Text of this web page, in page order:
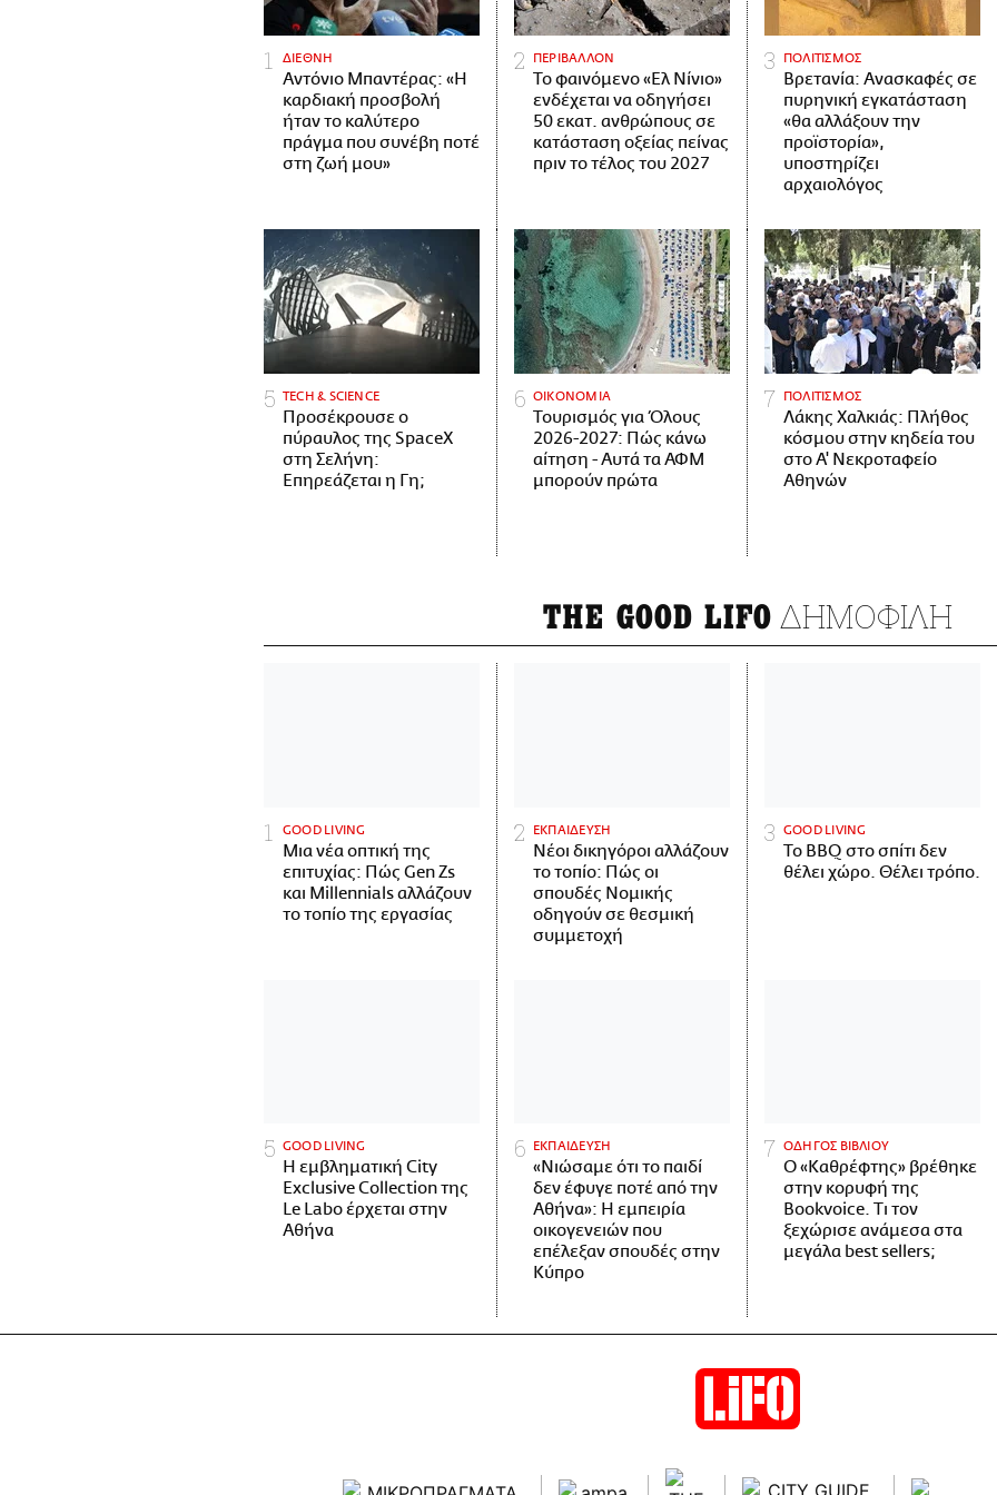
ΔΙΕΘΝΗ
Αντόνιο Μπαντέρας: «Η
καρδιακή προσβολή
ήταν το καλύτερο
πράγμα που συνέβη ποτέ
στη ζωή μου»
ΠΕΡΙΒΑΛΛΟΝ
Το φαινόμενο «Ελ Νίνιο»
ενδέχεται να οδηγήσει
50 εκατ. ανθρώπους σε
κατάσταση οξείας πείνας
πριν το τέλος του 2027
ΠΟΛΙΤΙΣΜΟΣ
Βρετανία: Ανασκαφές σε
πυρηνική εγκατάσταση
«θα αλλάξουν την
προϊστορία»,
υποστηρίζει
αρχαιολόγος
ΤECH & SCIENCE
Προσέκρουσε ο
πύραυλος της SpaceX
στη Σελήνη:
Επηρεάζεται η Γη;
ΟΙΚΟΝΟΜΙΑ
Τουρισμός για Όλους
2026-2027: Πώς κάνω
αίτηση - Αυτά τα ΑΦΜ
μπορούν πρώτα
ΠΟΛΙΤΙΣΜΟΣ
Λάκης Χαλκιάς: Πλήθος
κόσμου στην κηδεία του
στο Α' Νεκροταφείο
Αθηνών
THE GOOD LIFO ΔΗΜΟΦΙΛΗ
GOOD LIVING
Μια νέα οπτική της
επιτυχίας: Πώς Gen Zs
και Millennials αλλάζουν
το τοπίο της εργασίας
ΕΚΠΑΙΔΕΥΣΗ
Νέοι δικηγόροι αλλάζουν
το τοπίο: Πώς οι
σπουδές Νομικής
οδηγούν σε θεσμική
συμμετοχή
GOOD LIVING
Το BBQ στο σπίτι δεν
θέλει χώρο. Θέλει τρόπο.
GOOD LIVING
Η εμβληματική City
Exclusive Collection της
Le Labo έρχεται στην
Αθήνα
ΕΚΠΑΙΔΕΥΣΗ
«Νιώσαμε ότι το παιδί
δεν έφυγε ποτέ από την
Αθήνα»: Η εμπειρία
οικογενειών που
επέλεξαν σπουδές στην
Κύπρο
ΟΔΗΓΟΣ ΒΙΒΛΙΟΥ
Ο «Καθρέφτης» βρέθηκε
στην κορυφή της
Bookvoice. Τι τον
ξεχώρισε ανάμεσα στα
μεγάλα best sellers;